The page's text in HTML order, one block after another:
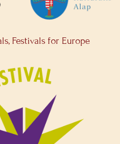
Festivals for Europe